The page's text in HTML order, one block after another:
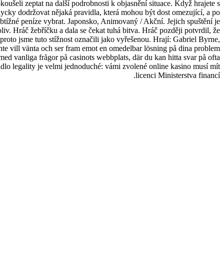
zeptat na další podrobnosti k objasnění situace. Když hrajete s
dodržovat nějaká pravidla, která mohou být dost omezující, a po
peníze vybrat. Japonsko, Animovaný / Akční. Jejich spuštění je
Hráč žebříčku a dala se čekat tuhá bitva. Hráč později potvrdil, že
jsme tuto stížnost označili jako vyřešenou. Hrají: Gabriel Byrne,
vill vänta och ser fram emot en omedelbar lösning på dina problem
vanliga frågor på casinots webbplats, där du kan hitta svar på ofta
legality je velmi jednoduché: vámi zvolené online kasino musí mít
licenci Ministerstva financí.